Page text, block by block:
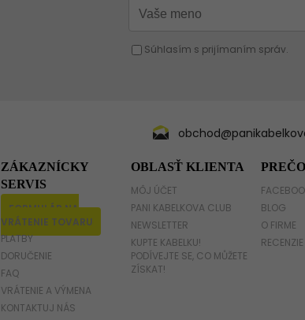
ZÁKAZNÍCKY
SERVIS
FORMULÁR NA
VRÁTENIE TOVARU
PLATBY
DORUČENIE
FAQ
VRÁTENIE A VÝMENA
KONTAKTUJ NÁS
OBLASŤ KLIENTA
MÔJ ÚČET
PANI KABELKOVA CLUB
NEWSLETTER
KUPTE KABELKU!
PODÍVEJTE SE, CO MŮŽETE
ZÍSKAT!
BLOG
O FIRME
RECENZIE